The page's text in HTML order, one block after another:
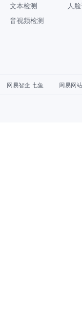
文本检测
音视频检测
人
网易智企·七鱼 网易网